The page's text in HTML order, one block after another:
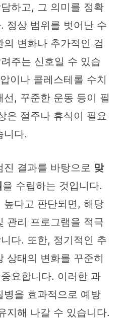
하고, 그 의미를 정확
정상 범위를 벗어난 수
변화나 추가적인 검
주는 신호일 수 있습
이나 콜레스테롤 수치
, 꾸준한 운동 등이 필
은 절주나 휴식이 필요
니다.
결과를 바탕으로 맞
을 수립하는 것입니다.
높다고 판단되면, 해당
관리 프로그램을 적극
다. 또한, 정기적인 추
상태의 변화를 꾸준히
요합니다. 이러한 과
을 효과적으로 예방
지해 나갈 수 있습니다.